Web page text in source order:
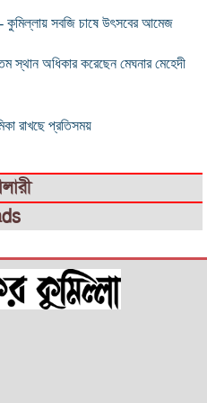
সবজি চাষে উৎসবের আমেজ
স্থান অধিকার করেছেন মেঘনার মেহেদী
রাখছে প্রতিসময়